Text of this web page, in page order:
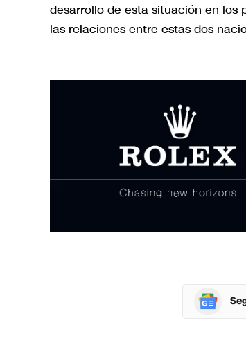
desarrollo de esta situación en los
las relaciones entre estas dos